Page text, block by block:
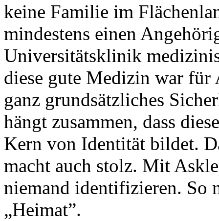
keine Familie im
mindestens einen
Universitätsklinik
diese gute Medizin war
ganz grundsätzliches
hängt zusammen, dass
Kern von Identität bildet.
macht auch stolz. Mit
niemand identifizieren. So
„Heimat”.